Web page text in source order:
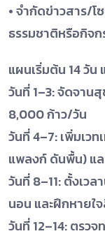
• จำกัดข่าวสาร/โ
ธรรมชาติหรือกิจ
แผนเริ่มต้น 14 วัน
วันที่ 1–3: จัดจาน
8,000 ก้าว/วัน
วันที่ 4–7: เพิ่มเว
แพลงก์ ดันพื้น) แล
วันที่ 8–11: ตั้งเว
นอน และฝึกหายใ
วันที่ 12–14: ตรว